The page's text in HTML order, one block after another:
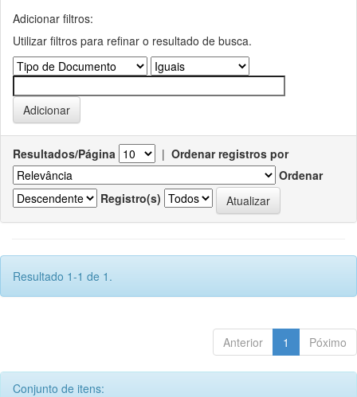
Adicionar filtros:
Utilizar filtros para refinar o resultado de busca.
Resultados/Página | Ordenar registros por
Ordenar
Registro(s)
Resultado 1-1 de 1.
Anterior 1 Póximo
Conjunto de itens: